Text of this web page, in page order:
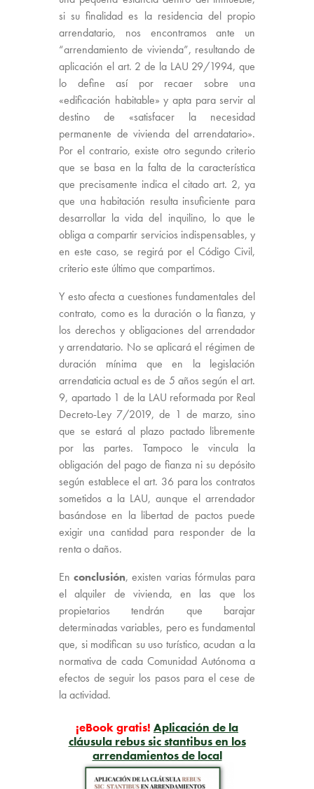
si su finalidad es la residencia del propio
arrendatario, nos encontramos ante un
“arrendamiento de vivienda”, resultando de
aplicación el art. 2 de la LAU 29/1994, que
lo define así por recaer sobre una
«edificación habitable» y apta para servir al
destino de «satisfacer la necesidad
permanente de vivienda del arrendatario».
Por el contrario, existe otro segundo criterio
que se basa en la falta de la característica
que precisamente indica el citado art. 2, ya
que una habitación resulta insuficiente para
desarrollar la vida del inquilino, lo que le
obliga a compartir servicios indispensables, y
en este caso, se regirá por el Código Civil,
criterio este último que compartimos.
Y esto afecta a cuestiones fundamentales del
contrato, como es la duración o la fianza, y
los derechos y obligaciones del arrendador
y arrendatario. No se aplicará el régimen de
duración mínima que en la legislación
arrendaticia actual es de 5 años según el art.
9, apartado 1 de la LAU reformada por Real
Decreto-Ley 7/2019, de 1 de marzo, sino
que se estará al plazo pactado libremente
por las partes. Tampoco le vincula la
obligación del pago de fianza ni su depósito
según establece el art. 36 para los contratos
sometidos a la LAU, aunque el arrendador
basándose en la libertad de pactos puede
exigir una cantidad para responder de la
renta o daños.
En conclusión, existen varias fórmulas para
el alquiler de vivienda, en las que los
propietarios tendrán que barajar
determinadas variables, pero es fundamental
que, si modifican su uso turístico, acudan a la
normativa de cada Comunidad Autónoma a
efectos de seguir los pasos para el cese de
la actividad.
¡eBook gratis! Aplicación de la
cláusula rebus sic stantibus en los
arrendamientos de local